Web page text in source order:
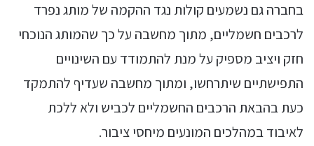
בחברה גם נשמעים קולות נגד ההקמה של מותג נפרד
לרכבים חשמליים, מתוך מחשבה על כך שהמותג הנוכחי
חזק ויציב מספיק על מנת להתמודד עם השינויים
התפישתיים שיתרחשו, ומתוך מחשבה שעדיף להתמקד
כעת בהבאת הרכבים החשמליים לכביש ולא ללכת
לאיבוד במהלכים המונעים מיחסי ציבור.